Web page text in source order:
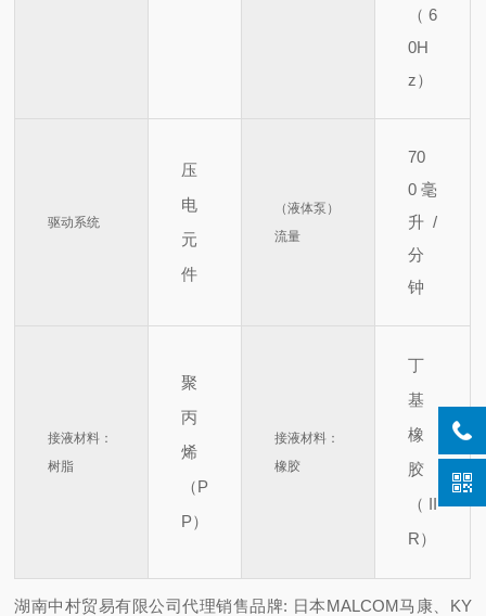
（6
0H
z）
驱动系统
压
电
元
件
（液体泵）
流量
70
0 毫
升/
分
钟
接液材料：
树脂
聚
丙
烯
（P
P）
接液材料：
橡胶
丁
基
橡
胶
（II
R）
湖南中村贸易有限公司代理销售品牌: 日本MALCOM马康、KY